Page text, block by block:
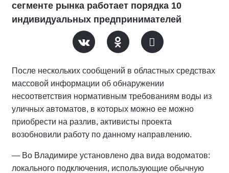
сегменте рынка работает порядка 10
индивидуальных предпринимателей
После нескольких сообщений в областных средствах
массовой информации об обнаружении
несоответствия нормативным требованиям воды из
уличных автоматов, в которых можно ее можно
приобрести на разлив, активисты проекта
возобновили работу по данному направлению.
— Во Владимире установлено два вида водоматов:
локального подключения, использующие обычную